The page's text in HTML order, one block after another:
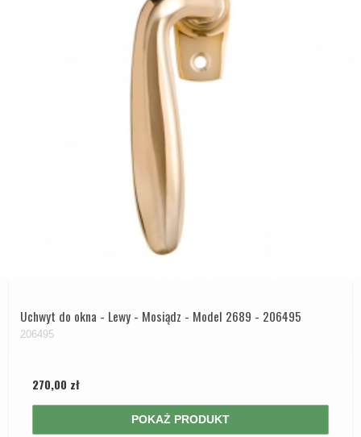
Uchwyt do okna - Lewy - Mosiądz - Model 2689 - 206495
206495
270,00 zł
POKAŻ PRODUKT